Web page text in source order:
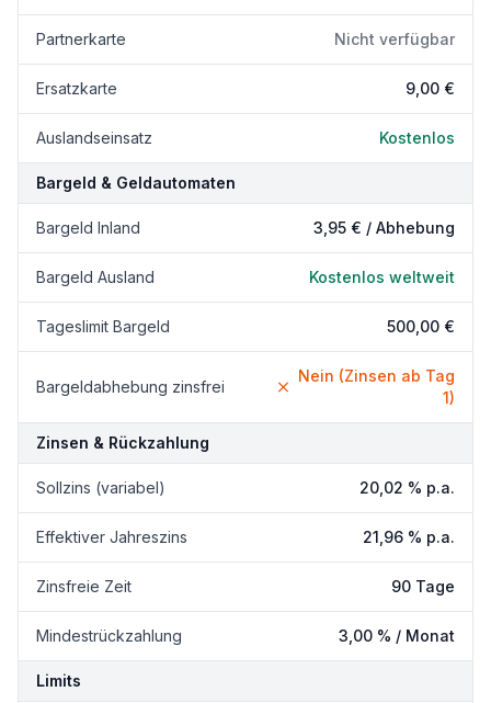
Partnerkarte Nicht verfügbar
Ersatzkarte 9,00 €
Auslandseinsatz Kostenlos
Bargeld & Geldautomaten
Bargeld Inland 3,95 € / Abhebung
Bargeld Ausland Kostenlos weltweit
Tageslimit Bargeld 500,00 €
Bargeldabhebung zinsfrei
Nein (Zinsen ab Tag
1)
Zinsen & Rückzahlung
Sollzins (variabel) 20,02 % p.a.
Effektiver Jahreszins 21,96 % p.a.
Zinsfreie Zeit 90 Tage
Mindestrückzahlung 3,00 % / Monat
Limits